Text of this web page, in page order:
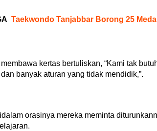
Taekwondo Tanjabbar Borong 25
kertas bertuliskan, “Kami tak
banyak aturan yang tidak mendidik,”.
orasinya mereka meminta